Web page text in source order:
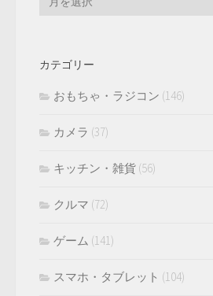
ブ
カテゴリー
おもちゃ・ラジコン (146)
カメラ (37)
キッチン・雑貨 (56)
クルマ (72)
ゲーム (141)
スマホ・タブレット (104)